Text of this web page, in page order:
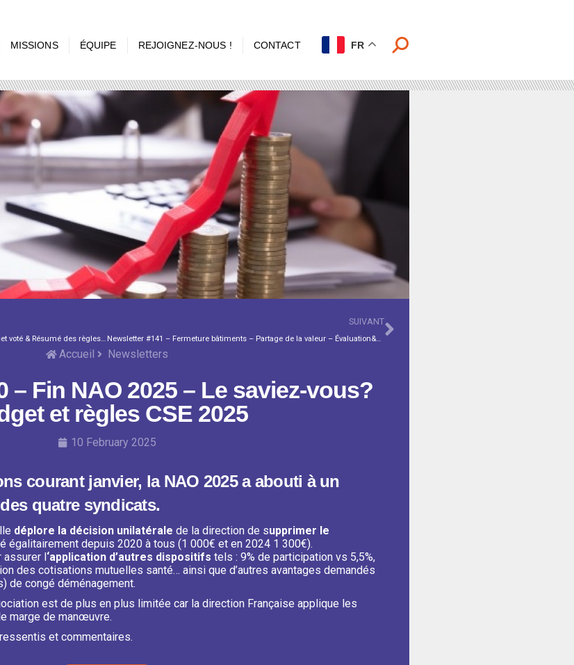
MISSIONS ÉQUIPE REJOIGNEZ-NOUS ! CONTACT FR
Spéciales Activités Sociales et Culturelles : Budget voté & Résumé des règles 2025
SUIVANT
Newsletter #141 – Fermeture bâtiments – Partage de la valeur – Évaluation&Objectifs – CSE Janvier-Février en bref – Le saviez-vous? Indemnité transport-Adhésion CFDT
Accueil Newsletters
– Fin NAO 2025 – Le saviez-vous?
et règles CSE 2025
10 February 2025
courant janvier, la NAO 2025 a abouti à un
quatre syndicats.
déplore la décision unilatérale de la direction de supprimer le
égalitairement depuis 2020 à tous (1 000€ et en 2024 1 300€).
assurer l‘application d’autres dispositifs tels : 9% de participation vs 5,5%,
des cotisations mutuelles santé… ainsi que d’autres avantages demandés
de congé déménagement.
est de plus en plus limitée car la direction Française applique les
marge de manœuvre.
et commentaires.